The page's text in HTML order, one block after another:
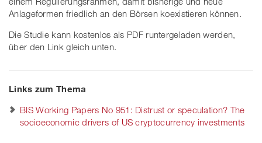
Anlageformen friedlich an den Börsen koexistieren können.
Die Studie kann kostenlos als PDF runtergeladen werden,
über den Link gleich unten.
Links zum Thema
BIS Working Papers No 951: Distrust or speculation? The
socioeconomic drivers of US cryptocurrency investments